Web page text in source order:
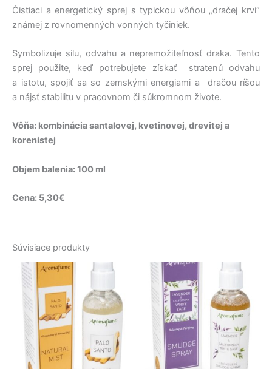
Čistiaci a energetický sprej s typickou vôňou „dračej krvi“
známej z rovnomenných vonných tyčiniek.
Symbolizuje silu, odvahu a nepremožiteľnosť draka. Tento
sprej použite, keď potrebujete získať stratenú odvahu
a istotu, spojiť sa so zemskými energiami a dračou ríšou
a nájsť stabilitu v pracovnom či súkromnom živote.
Vôňa: kombinácia santalovej, kvetinovej, drevitej a
korenistej
Objem balenia: 100 ml
Cena: 5,30€
Súvisiace produkty